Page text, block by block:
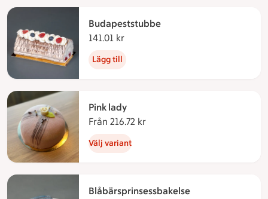
Budapeststubbe
141.01 kr
Lägg till
Pink lady
Från 216.72 kr
Välj variant
Blåbärsprinsessbakelse